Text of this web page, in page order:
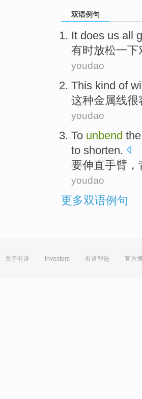
双语例句
It does us all
有时放松一下
youdao
This kind of
这种金属线很
youdao
To unbend the
to shorten.
要伸直手臂 ，
youdao
更多双语例句
关于有道 Investors 有道智选 官方